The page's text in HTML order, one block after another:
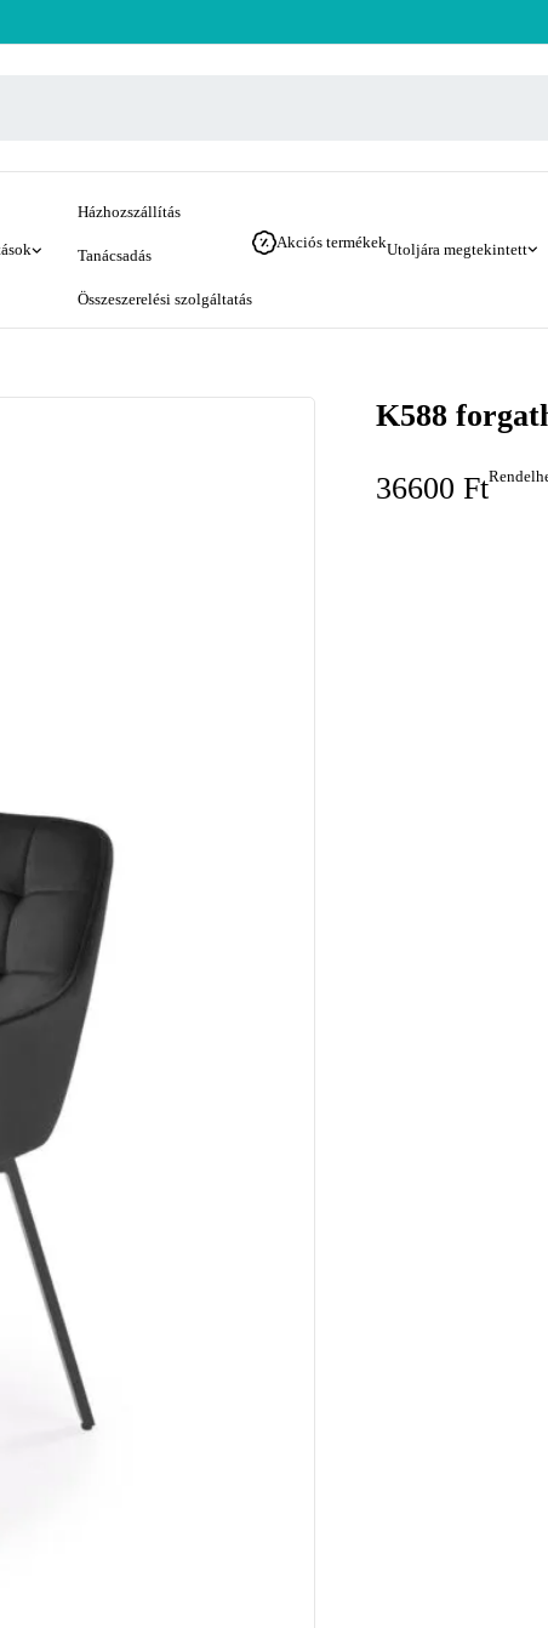
Házhozszállítás
Tanácsadás
Összeszerelési szolgáltatás
Akciós termékekUtoljára megtekintett
K588
36600 Ft